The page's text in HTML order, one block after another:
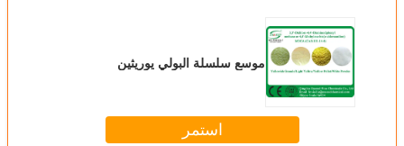
موسع سلسلة البولي يوريثين
استمر